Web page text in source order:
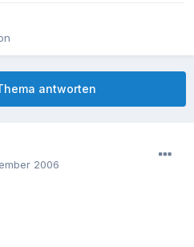
antworten
2006